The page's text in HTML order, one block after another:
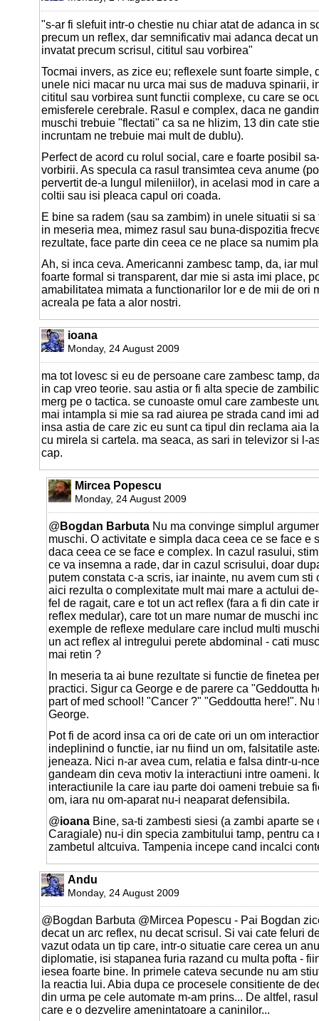
"s-ar fi slefuit intr-o chestie nu chiar atat de adanca in
precum un reflex, dar semnificativ mai adanca decat
invatat precum scrisul, cititul sau vorbirea"
Tocmai invers, as zice eu; reflexele sunt foarte simple,
unele nici macar nu urca mai sus de maduva spinarii,
cititul sau vorbirea sunt functii complexe, cu care se
emisferele cerebrale. Rasul e complex, daca ne
muschi trebuie "flectati" ca sa ne hlizim, 13 din cate
incruntam ne trebuie mai mult de dublu).
Perfect de acord cu rolul social, care e foarte posibil
vorbirii. As specula ca rasul transimtea ceva anume
pervertit de-a lungul mileniilor), in acelasi mod in care
coltii sau isi pleaca capul ori coada.
E bine sa radem (sau sa zambim) in unele situatii si
in meseria mea, mimez rasul sau buna-dispozitia
rezultate, face parte din ceea ce ne place sa numim
Ah, si inca ceva. Americanni zambesc tamp, da, iar
foarte formal si transparent, dar mie si asta imi place,
amabilitatea mimata a functionarilor lor e de mii de ori
acreala pe fata a alor nostri.
ioana
Monday, 24 August 2009
ma tot lovesc si eu de persoane care zambesc tamp,
in cap vreo teorie. sau astia or fi alta specie de
merg pe o tactica. se cunoaste omul care zambeste
mai intampla si mie sa rad aiurea pe strada cand imi
insa astia de care zic eu sunt ca tipul din reclama aia
cu mirela si cartela. ma seaca, as sari in televizor si l-
cap.
Mircea Popescu
Monday, 24 August 2009
@ Bogdan Barbuta Nu ma convinge simplul
muschi. O activitate e simpla daca ceea ce se face e
daca ceea ce se face e complex. In cazul rasului,
ce va insemna a rade, dar in cazul scrisului, doar
putem constata c-a scris, iar inainte, nu avem cum sti
aici rezulta o complexitate mult mai mare a actului
fel de ragait, care e tot un act reflex (fara a fi din cate
reflex medular), care tot un mare numar de muschi
exemple de reflexe medulare care includ multi
un act reflex al intregului perete abdominal - cati
mai retin ?
In meseria ta ai bune rezultate si functie de finetea
practici. Sigur ca George e de parere ca "Geddoutta
part of med school! "Cancer ?" "Geddoutta here!". Nu
George.
Pot fi de acord insa ca ori de cate ori un om
indeplinind o functie, iar nu fiind un om, falsitatile
jeneaza. Nici n-ar avea cum, relatia e falsa dintr-u-
gandeam din ceva motiv la interactiuni intre oameni.
interactiunile la care iau parte doi oameni trebuie sa
om, iara nu om-aparat nu-i neaparat defensibila.
@ioana Bine, sa-ti zambesti siesi (a zambi aparte se
Caragiale) nu-i din specia zambitului tamp, pentru ca
zambetul altcuiva. Tampenia incepe cand incalci
Andu
Monday, 24 August 2009
@Bogdan Barbuta @Mircea Popescu - Pai Bogdan
decat un arc reflex, nu decat scrisul. Si vai cate feluri
vazut odata un tip care, intr-o situatie care cerea un
diplomatie, isi stapanea furia razand cu multa pofta -
iesea foarte bine. In primele cateva secunde nu am
la reactia lui. Abia dupa ce procesele consitiente de
din urma pe cele automate m-am prins... De altfel,
care e o dezvelire amenintatoare a caninilor...